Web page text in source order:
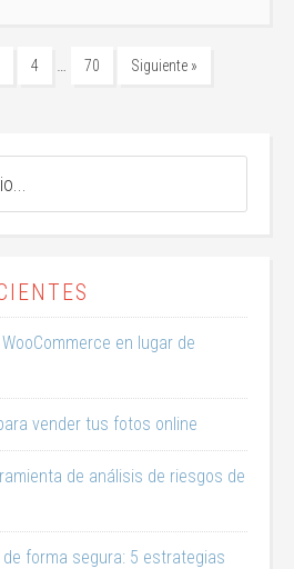
4 … 70 Siguiente »
en lugar de
vender tus fotos online
de análisis de riesgos de
forma segura: 5 estrategias